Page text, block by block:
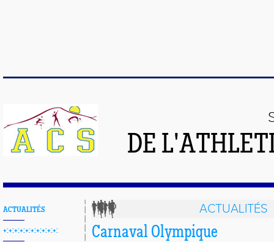
DE
ACTUALITÉS
+:+:+:+:+:+:+:+:+:+:
ACTUALITÉS
Carnaval Olympique